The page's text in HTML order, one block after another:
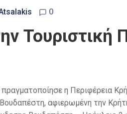
0
η Περιφέρεια
αφιερωμένη την